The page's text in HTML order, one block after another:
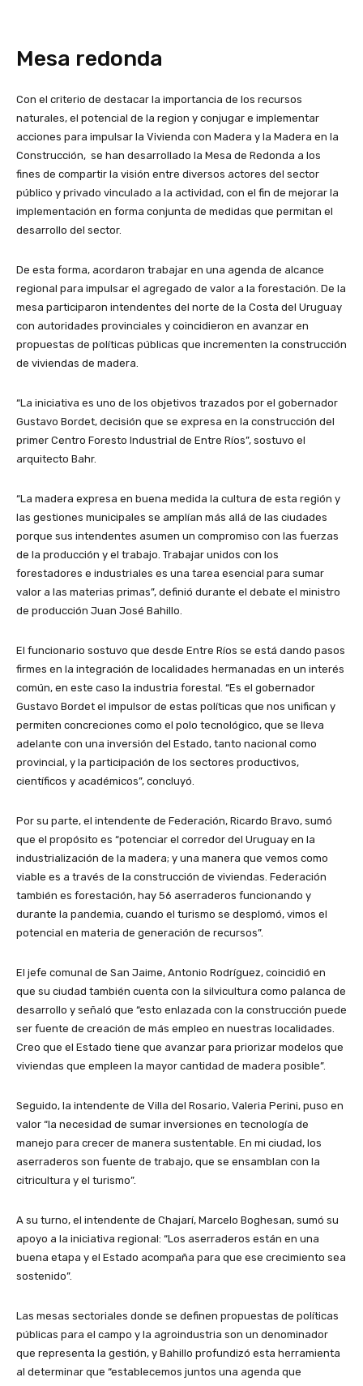
Mesa redonda
Con el criterio de destacar la importancia de los recursos
naturales, el potencial de la region y conjugar e implementar
acciones para impulsar la Vivienda con Madera y la Madera en la
Construcción, se han desarrollado la Mesa de Redonda a los
fines de compartir la visión entre diversos actores del sector
público y privado vinculado a la actividad, con el fin de mejorar la
implementación en forma conjunta de medidas que permitan el
desarrollo del sector.
De esta forma, acordaron trabajar en una agenda de alcance
regional para impulsar el agregado de valor a la forestación. De la
mesa participaron intendentes del norte de la Costa del Uruguay
con autoridades provinciales y coincidieron en avanzar en
propuestas de políticas públicas que incrementen la construcción
de viviendas de madera.
“La iniciativa es uno de los objetivos trazados por el gobernador
Gustavo Bordet, decisión que se expresa en la construcción del
primer Centro Foresto Industrial de Entre Ríos”, sostuvo el
arquitecto Bahr.
“La madera expresa en buena medida la cultura de esta región y
las gestiones municipales se amplían más allá de las ciudades
porque sus intendentes asumen un compromiso con las fuerzas
de la producción y el trabajo. Trabajar unidos con los
forestadores e industriales es una tarea esencial para sumar
valor a las materias primas”, definió durante el debate el ministro
de producción Juan José Bahillo.
El funcionario sostuvo que desde Entre Ríos se está dando pasos
firmes en la integración de localidades hermanadas en un interés
común, en este caso la industria forestal. “Es el gobernador
Gustavo Bordet el impulsor de estas políticas que nos unifican y
permiten concreciones como el polo tecnológico, que se lleva
adelante con una inversión del Estado, tanto nacional como
provincial, y la participación de los sectores productivos,
científicos y académicos”, concluyó.
Por su parte, el intendente de Federación, Ricardo Bravo, sumó
que el propósito es “potenciar el corredor del Uruguay en la
industrialización de la madera; y una manera que vemos como
viable es a través de la construcción de viviendas. Federación
también es forestación, hay 56 aserraderos funcionando y
durante la pandemia, cuando el turismo se desplomó, vimos el
potencial en materia de generación de recursos”.
El jefe comunal de San Jaime, Antonio Rodríguez, coincidió en
que su ciudad también cuenta con la silvicultura como palanca de
desarrollo y señaló que “esto enlazada con la construcción puede
ser fuente de creación de más empleo en nuestras localidades.
Creo que el Estado tiene que avanzar para priorizar modelos que
viviendas que empleen la mayor cantidad de madera posible”.
Seguido, la intendente de Villa del Rosario, Valeria Perini, puso en
valor “la necesidad de sumar inversiones en tecnología de
manejo para crecer de manera sustentable. En mi ciudad, los
aserraderos son fuente de trabajo, que se ensamblan con la
citricultura y el turismo”.
A su turno, el intendente de Chajarí, Marcelo Boghesan, sumó su
apoyo a la iniciativa regional: “Los aserraderos están en una
buena etapa y el Estado acompaña para que ese crecimiento sea
sostenido”.
Las mesas sectoriales donde se definen propuestas de políticas
públicas para el campo y la agroindustria son un denominador
que representa la gestión, y Bahillo profundizó esta herramienta
al determinar que “establecemos juntos una agenda que